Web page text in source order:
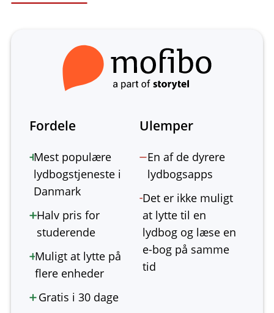
Fordele
Mest populære
lydbogstjeneste i
Danmark
Halv pris for
studerende
Muligt at lytte på
flere enheder
Gratis i 30 dage
Ulemper
En af de dyrere
lydbogsapps
Det er ikke muligt
at lytte til en
lydbog og læse en
e-bog på samme
tid